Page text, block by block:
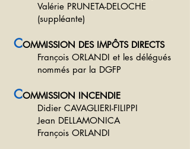
Valérie PRUNETA-DELOCHE
(suppléante)
COMMISSION DES IMPÔTS DIRECTS
François ORLANDI et les délégués
nommés par la DGFP
COMMISSION INCENDIE
Didier CAVAGLIERI-FILIPPI
Jean DELLAMONICA
François ORLANDI